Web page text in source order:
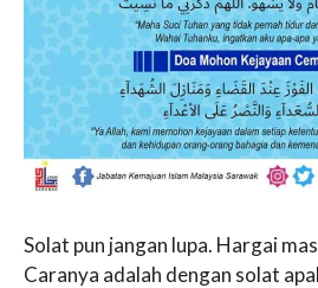
Solat pun jangan lupa. Hargai
Caranya adalah dengan solat